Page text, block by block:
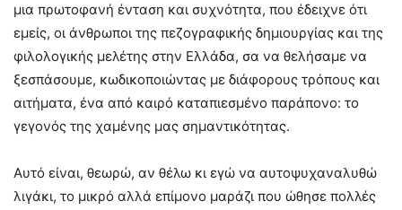
μια πρωτοφανή ένταση και συχνότητα, που έδειχνε ότι
εμείς, οι άνθρωποι της πεζογραφικής δημιουργίας και της
φιλολογικής μελέτης στην Ελλάδα, σα να θελήσαμε να
ξεσπάσουμε, κωδικοποιώντας με διάφορους τρόπους και
αιτήματα, ένα από καιρό καταπιεσμένο παράπονο: το
γεγονός της χαμένης μας σημαντικότητας.
Αυτό είναι, θεωρώ, αν θέλω κι εγώ να αυτοψυχαναλυθώ
λιγάκι, το μικρό αλλά επίμονο μαράζι που ώθησε πολλές